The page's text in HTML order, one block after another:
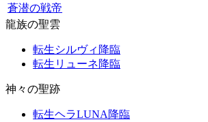
蒼潜の戦帝
龍族の聖雲
転生シルヴィ降臨
転生リューネ降臨
神々の聖跡
転生ヘラLUNA降臨